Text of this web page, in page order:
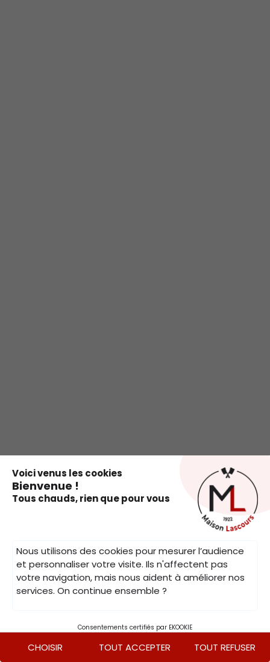
Voici venus les cookies
Bienvenue !
Tous chauds, rien que pour vous
Nous utilisons des cookies pour mesurer l’audience
et personnaliser votre visite. Ils n'affectent pas
votre navigation, mais nous aident à améliorer nos
services. On continue ensemble ?
Consentements certifiés par EKOOKIE
CHOISIR TOUT ACCEPTER TOUT REFUSER